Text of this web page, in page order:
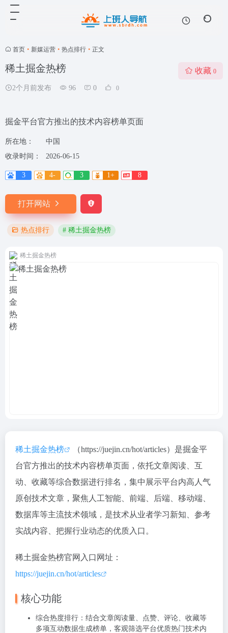
首页 • 新媒运营 • 热点排行 • 正文
稀土掘金热榜
2个月前发布 96 0 0
收藏 0
掘金平台官方推出的技术内容榜单页面
所在地：
中国
收录时间：
2026-06-15
3 4- 3 1+ 8
打开网站
热点排行 # 稀土掘金热榜
稀土掘金热榜
稀土掘金热榜
（https://juejin.cn/hot/articles）是掘金平
台官方推出的技术内容榜单页面，依托文章阅读、互
动、收藏等综合数据进行排名，集中展示平台内高人气
原创技术文章，聚焦人工智能、前端、后端、移动端、
数据库等主流技术领域，是技术从业者学习新知、参考
实战内容、把握行业动态的优质入口。
稀土掘金热榜官网入口网址：
https://juejin.cn/hot/articles
核心功能
综合热度排行：结合文章阅读量、点赞、评论、收藏等
多项互动数据生成榜单，客观筛选平台优质热门技术内